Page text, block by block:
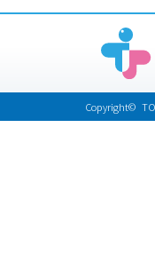
Copyright©